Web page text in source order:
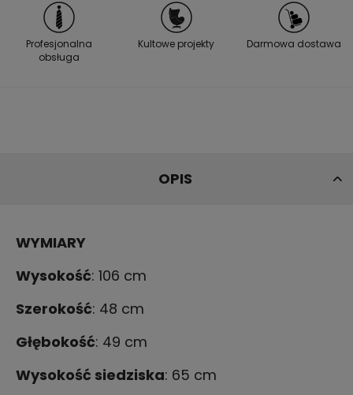
Profesjonalna
obsługa
Kultowe projekty Darmowa dostawa
OPIS
WYMIARY
Wysokość: 106 cm
Szerokość: 48 cm
Głębokość: 49 cm
Wysokość siedziska: 65 cm